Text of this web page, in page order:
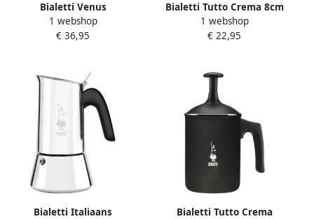
Bialetti Venus
koffiezetapparaat blauw 6
kopjes
1 webshop
€ 36,95
Bialetti Tutto Crema 8cm
melkopschuimer
1 webshop
€ 22,95
Bialetti Italiaans
Bialetti Tutto Crema